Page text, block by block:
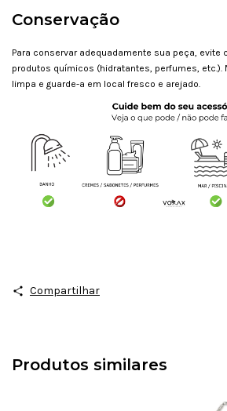
Conservação
Para conservar adequadamente sua peça, evite
produtos químicos (hidratantes, perfumes, etc.).
limpa e guarde-a em local fresco e arejado.
Compartilhar
Produtos similares